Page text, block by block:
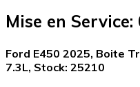
Mise en Service:
Ford E450 2025, Boite
7.3L, Stock: 25210